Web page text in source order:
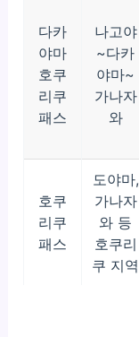
다카
야마
호쿠
리쿠
패스
나고야
~다카
야마~
가나자
와
호쿠
리쿠
패스
도야마,
가나자
와 등
호쿠리
쿠 지역